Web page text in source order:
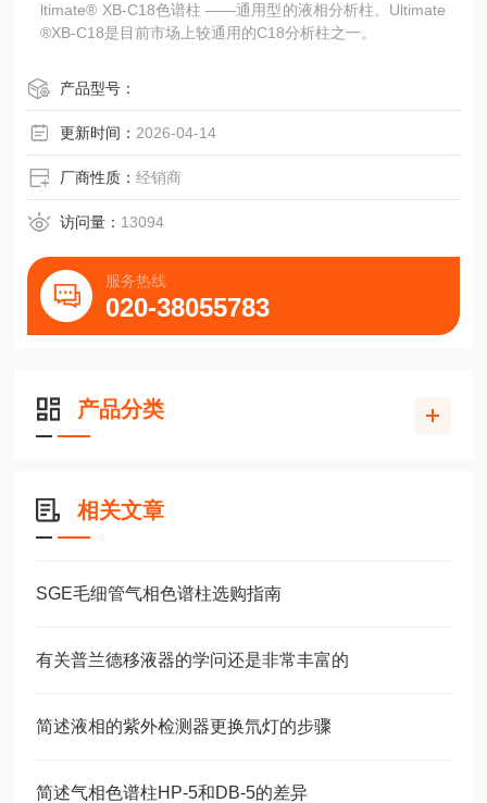
ltimate® XB-C18色谱柱 ——通用型的液相分析柱。Ultimate
®XB-C18是目前市场上较通用的C18分析柱之一。
产品型号：
更新时间： 2026-04-14
厂商性质：经销商
访问量： 13094
服务热线
020-38055783
产品分类
相关文章
SGE毛细管气相色谱柱选购指南
有关普兰德移液器的学问还是非常丰富的
简述液相的紫外检测器更换氘灯的步骤
简述气相色谱柱HP-5和DB-5的差异